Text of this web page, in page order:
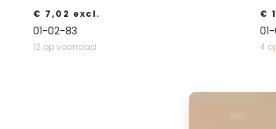
€ 7,02 excl.
01-02-83
12 op voorraad
€
4